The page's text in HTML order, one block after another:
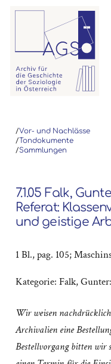
/Vor- und Nachlässe
/Tondokumente
/Sammlungen
7.1.05 Falk,
Referat:
und geistige
1 Bl., pag. 105;
Kategorie: Falk,
Wir weisen
Archivalien eine
Bestellvorgang bitten wir